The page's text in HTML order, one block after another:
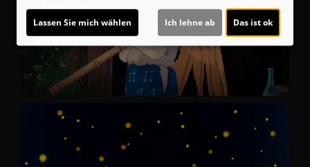
Lassen Sie mich wählen Ich lehne ab Das ist ok